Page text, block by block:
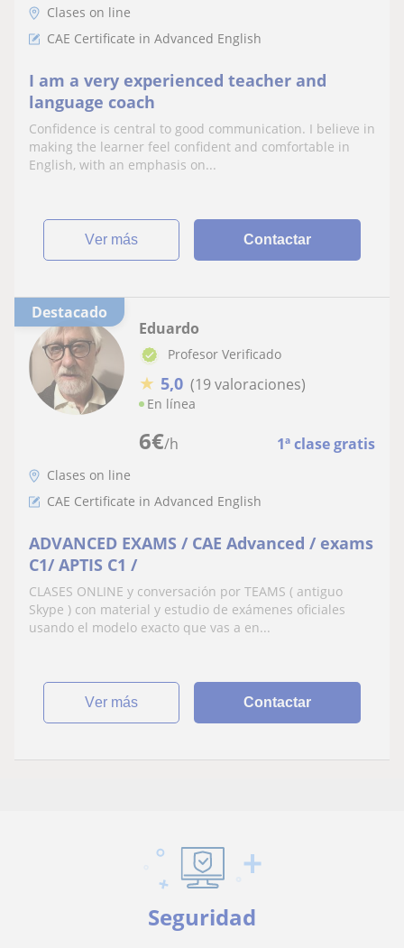
Clases on line
CAE Certificate in Advanced English
I am a very experienced teacher and
language coach
Confidence is central to good communication. I believe in
making the learner feel confident and comfortable in
English, with an emphasis on...
ver más Contactar
Destacado
6€/h 1ª clase gratis
Eduardo
Profesor Verificado
★ 5,0 (19 valoraciones)
En línea
Clases on line
CAE Certificate in Advanced English
ADVANCED EXAMS / CAE Advanced / exams
C1/ APTIS C1 /
CLASES ONLINE y conversación por TEAMS ( antiguo
Skype ) con material y estudio de exámenes oficiales
usando el modelo exacto que vas a en...
ver más Contactar
Seguridad